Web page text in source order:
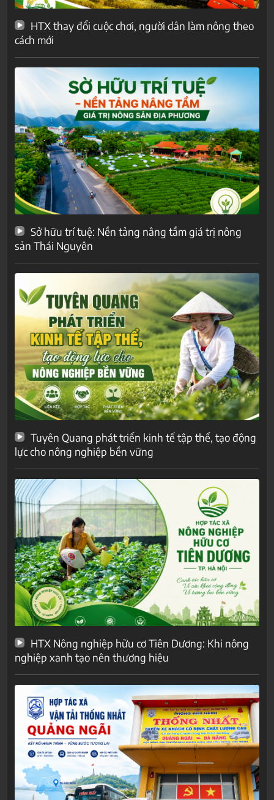
HTX thay đổi cuộc chơi, người dân làm nông theo
cách mới
Sở hữu trí tuệ: Nền tảng nâng tầm giá trị nông
sản Thái Nguyên
Tuyên Quang phát triển kinh tế tập thể, tạo động
lực cho nông nghiệp bền vững
HTX Nông nghiệp hữu cơ Tiên Dương: Khi nông
nghiệp xanh tạo nên thương hiệu